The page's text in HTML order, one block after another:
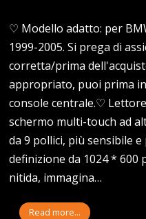
♡ Modello adatto: per
1999-2005. Si prega di
corretta/prima
appropriato, puoi prima
console centrale.♡
schermo multi-touch ad
da 9 pollici, più sensibile
definizione da 1024 *
nitida, immagina…
Read more...